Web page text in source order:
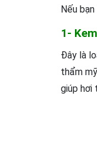
Nếu
1-
Đây là
thẩm
giúp hơi